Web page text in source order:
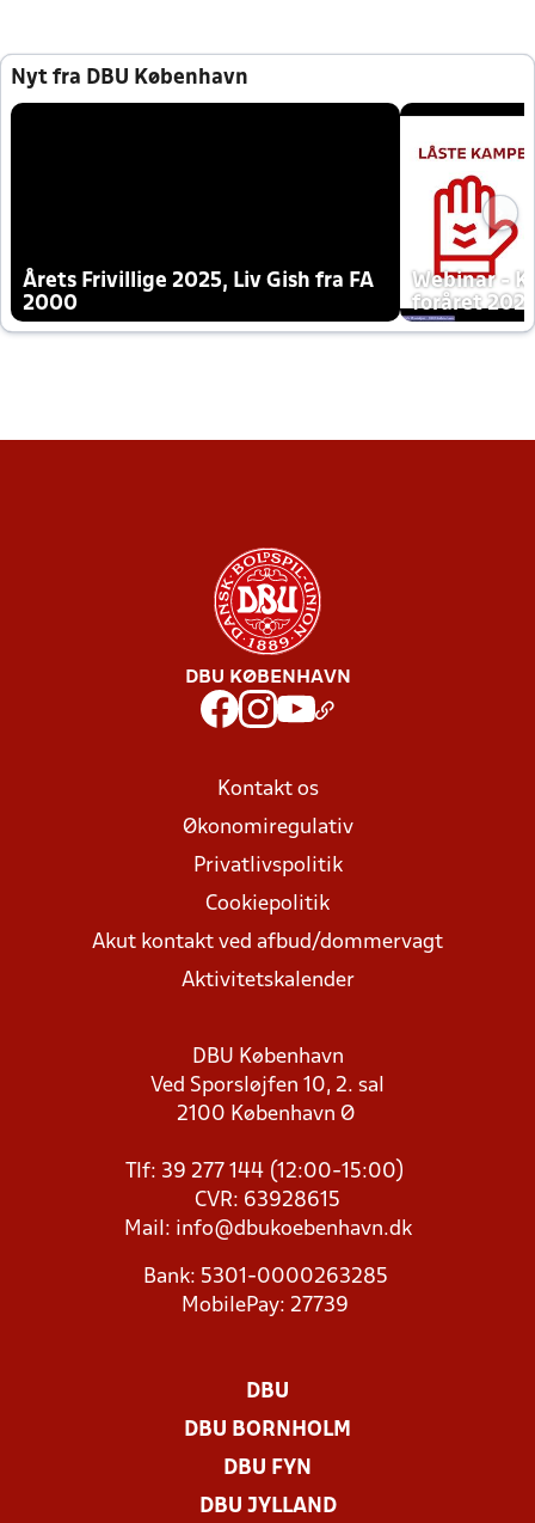
Nyt fra DBU København
Årets Frivillige 2025, Liv Gish fra FA
2000
Webinar -
foråret
DBU KØBENHAVN
Kontakt os
Økonomiregulativ
Privatlivspolitik
Cookiepolitik
Akut kontakt ved afbud/dommervagt
Aktivitetskalender
DBU København
Ved Sporsløjfen 10, 2. sal
2100 København Ø
Tlf: 39 277 144 (12:00-15:00)
CVR: 63928615
Mail: info@dbukoebenhavn.dk
Bank: 5301-0000263285
MobilePay: 27739
DBU
DBU BORNHOLM
DBU FYN
DBU JYLLAND